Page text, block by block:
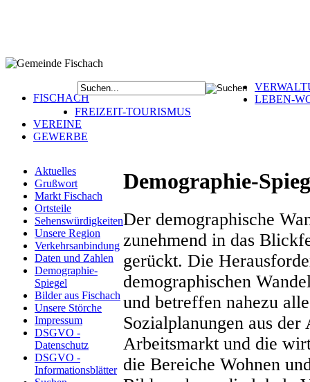
FISCHACH
LEBEN-
FREIZEIT-TOURISMUS
VEREINE
GEWERBE
Aktuelles
Grußwort
Markt Fischach
Ortsteile
Sehenswürdigkeiten
Unsere Region
Verkehrsanbindung
Daten und Zahlen
Demographie-
Spiegel
Bilder aus Fischach
Unsere Störche
Impressum
DSGVO -
Datenschutz
DSGVO -
Informationsblätter
Demographie-
Der demographische
zunehmend in das
gerückt. Die
demographischen
und betreffen nahezu
Sozialplanungen aus
Arbeitsmarkt und die
die Bereiche Wohnen